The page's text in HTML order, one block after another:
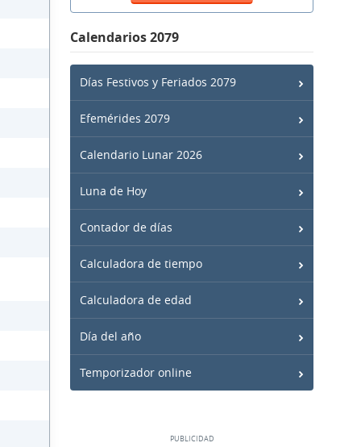
Calendarios 2079
Días Festivos y Feriados 2079
Efemérides 2079
Calendario Lunar 2026
Luna de Hoy
Contador de días
Calculadora de tiempo
Calculadora de edad
Día del año
Temporizador online